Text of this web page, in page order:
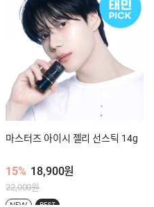
마스터즈 아이시 젤리 선스틱 14g
15% 18,900원
22,000원
NEW BEST